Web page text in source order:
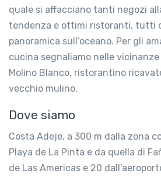
quale si affacciano tanti negozi
tendenza e ottimi ristoranti, tutti
panoramica sull’oceano. Per gli
cucina segnaliamo nelle
Molino Blanco, ristorantino
vecchio mulino.
Dove siamo
Costa Adeje, a 300 m dalla zona
Playa de La Pinta e da quella di
de Las Americas e 20